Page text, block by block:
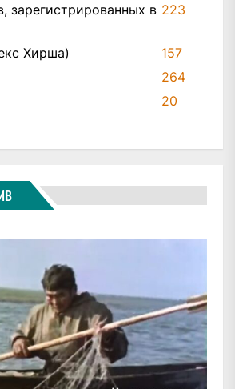
зарегистрированных в 223
Хирша)
157
264
20